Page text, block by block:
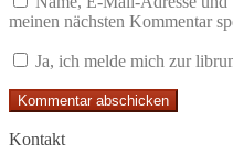
meinen nächsten Kommentar
Ja, ich melde mich zur
Kontakt